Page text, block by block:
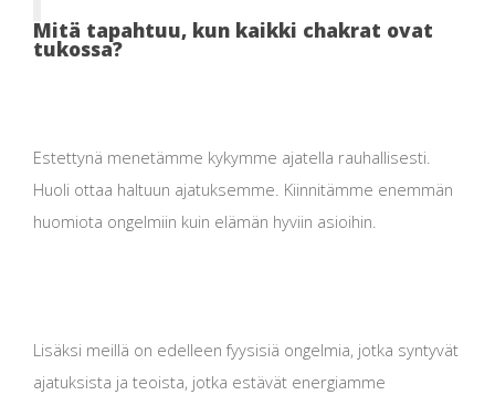
Mitä tapahtuu, kun kaikki chakrat ovat
tukossa?
Estettynä menetämme kykymme ajatella rauhallisesti.
Huoli ottaa haltuun ajatuksemme. Kiinnitämme enemmän
huomiota ongelmiin kuin elämän hyviin asioihin.
Lisäksi meillä on edelleen fyysisiä ongelmia, jotka syntyvät
ajatuksista ja teoista, jotka estävät energiamme